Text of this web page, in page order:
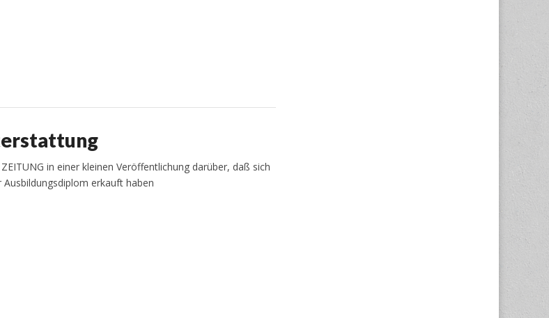
in einer kleinen Veröffentlichung darüber, daß sich
erkauft haben